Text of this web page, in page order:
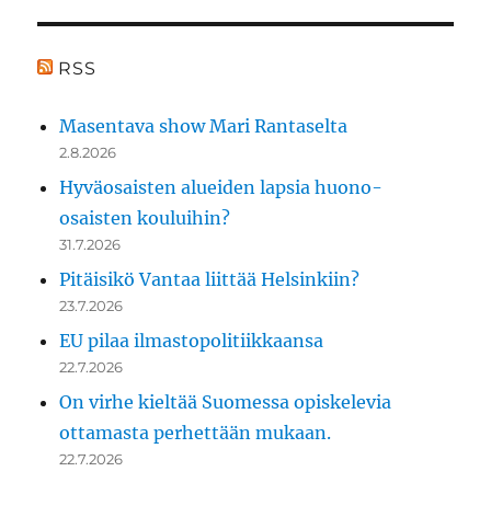
RSS
Masentava show Mari Rantaselta
2.8.2026
Hyväosaisten alueiden lapsia huono-
osaisten kouluihin?
31.7.2026
Pitäisikö Vantaa liittää Helsinkiin?
23.7.2026
EU pilaa ilmastopolitiikkaansa
22.7.2026
On virhe kieltää Suomessa opiskelevia
ottamasta perhettään mukaan.
22.7.2026